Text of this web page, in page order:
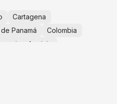
Cartagena
Panamá
Colombia
consejos de viaje